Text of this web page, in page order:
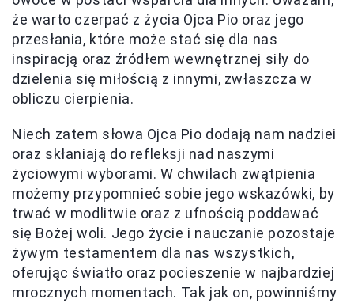
że warto czerpać z życia Ojca Pio oraz jego
przesłania, które może stać się dla nas
inspiracją oraz źródłem wewnętrznej siły do
dzielenia się miłością z innymi, zwłaszcza w
obliczu cierpienia.
Niech zatem słowa Ojca Pio dodają nam nadziei
oraz skłaniają do refleksji nad naszymi
życiowymi wyborami. W chwilach zwątpienia
możemy przypomnieć sobie jego wskazówki, by
trwać w modlitwie oraz z ufnością poddawać
się Bożej woli. Jego życie i nauczanie pozostaje
żywym testamentem dla nas wszystkich,
oferując światło oraz pocieszenie w najbardziej
mrocznych momentach. Tak jak on, powinniśmy